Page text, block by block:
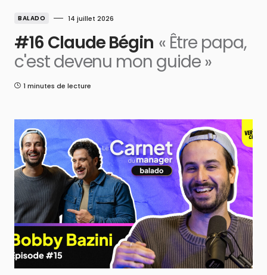
BALADO 14 juillet 2026
#16 Claude Bégin « Être papa,
c'est devenu mon guide »
1 minutes de lecture